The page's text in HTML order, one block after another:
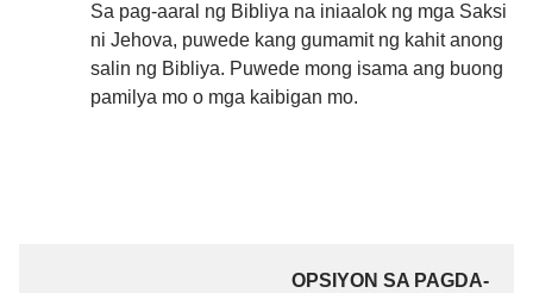
Sa pag-aaral ng Bibliya na iniaalok ng mga Saksi
ni Jehova, puwede kang gumamit ng kahit anong
salin ng Bibliya. Puwede mong isama ang buong
pamilya mo o mga kaibigan mo.
OPSIYON SA PAGDA-